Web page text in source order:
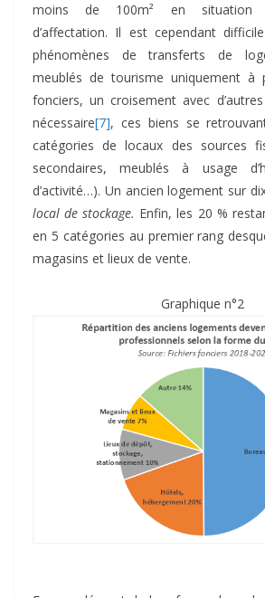
moins de 100m² en situation
d’affectation. Il est cependant
phénomènes de transferts de
meublés de tourisme uniquement à
fonciers, un croisement avec
nécessaire[7], ces biens se
catégories de locaux des sources
secondaires, meublés à usage
d’activité…). Un ancien logement sur
local de stockage. Enfin, les 20 %
en 5 catégories au premier rang
magasins et lieux de vente.
Graphique n°2